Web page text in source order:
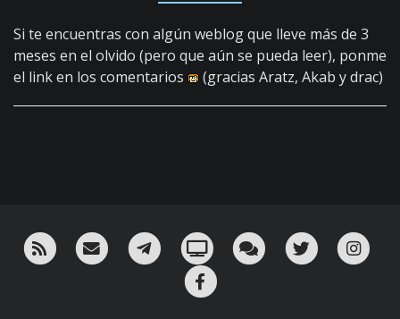
Si te encuentras con algún weblog que lleve más de 3
meses en el olvido (pero que aún se pueda leer), ponme
el link en los comentarios
(gracias Aratz, Akab y drac)
RSS ¡Mándame un email!¡Nuestro canal en Telegram!
Oink! TV Charla con nosotros
Twitter